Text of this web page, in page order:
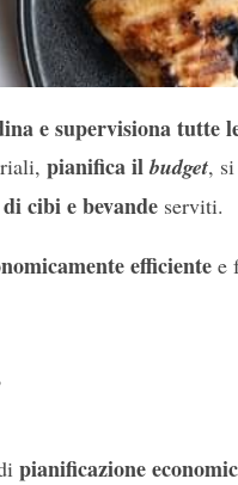
e supervisiona tutte
pianifica ilbudget, si
cibi e bevandeserviti.
efficientee
pianificazione